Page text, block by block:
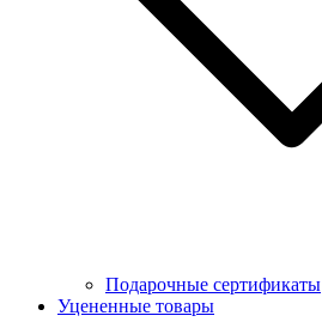
Подарочные сертификаты
Уцененные товары